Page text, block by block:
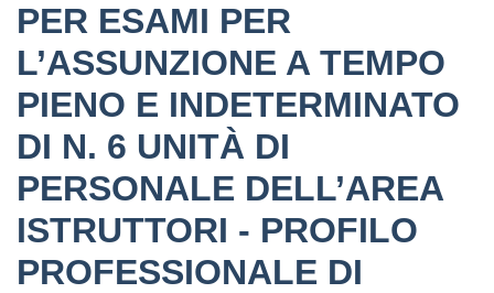
PER ESAMI PER
L’ASSUNZIONE A TEMPO
PIENO E INDETERMINATO
DI N. 6 UNITÀ DI
PERSONALE DELL’AREA
ISTRUTTORI - PROFILO
PROFESSIONALE DI